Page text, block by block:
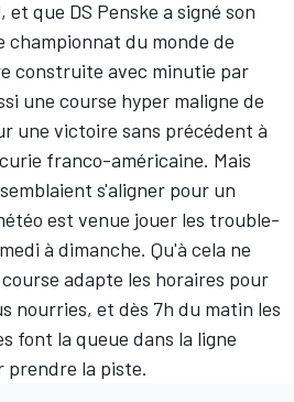
et que DS Penske a signé son
championnat du monde de
construite avec minutie par
une course hyper maligne de
une victoire sans précédent à
franco-américaine. Mais
s'aligner pour un
est venue jouer les trouble-
à dimanche. Qu'à cela ne
adapte les horaires pour
nourries, et dès 7h du matin les
font la queue dans la ligne
prendre la piste.